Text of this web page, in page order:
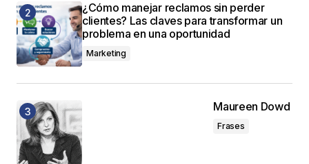
buenos días, me encanta los artículos que
publican me ayuda mucho para desarrollar mis
trabajos
26 junio, 2018 at 1:21 pm
Responder
¿Cómo manejar reclamos sin perder
clientes? Las claves para transformar un
problema en una oportunidad
Marketing
Maureen Dowd
Frases